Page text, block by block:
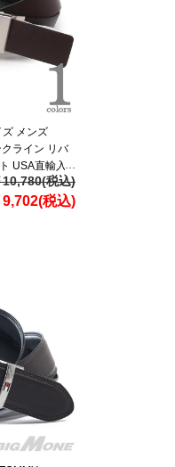
ズ メンズ
ライン リバ
USA直輸入
10,780(税込)
9,702(税込)